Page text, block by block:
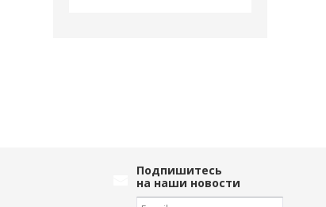
Подпишитесь
на наши новости